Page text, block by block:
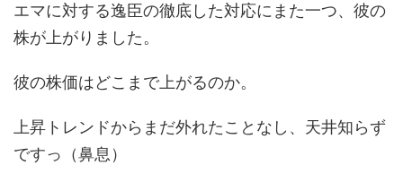
エマに対する逸臣の徹底した対応にまた一つ、彼の
株が上がりました。
彼の株価はどこまで上がるのか。
上昇トレンドからまだ外れたことなし、天井知らず
ですっ（鼻息）